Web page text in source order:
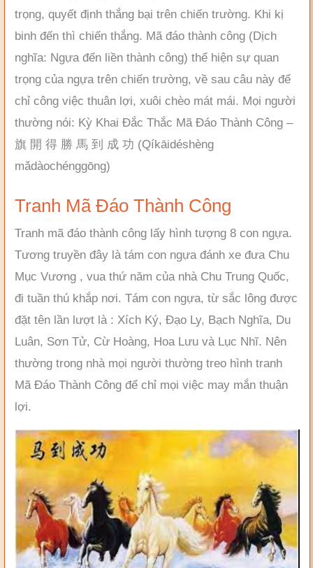
trọng, quyết định thắng bại trên chiến trường. Khi kị
binh đến thì chiến thắng. Mã đáo thành công (Dịch
nghĩa: Ngựa đến liền thành công) thể hiện sự quan
trọng của ngựa trên chiến trường, về sau câu này để
chỉ công việc thuân lợi, xuôi chèo mát mái. Mọi người
thường nói: Kỳ Khai Đắc Thắc Mã Đáo Thành Công –
旗 開 得 勝 馬 到 成 功 (Qíkāidéshèng
mǎdàochénggōng)
Tranh Mã Đáo Thành Công
Tranh mã đáo thành công lấy hình tượng 8 con ngựa.
Tương truyền đây là tám con ngựa đánh xe đưa Chu
Mục Vương , vua thứ năm của nhà Chu Trung Quốc,
đi tuần thú khắp nơi. Tám con ngựa, từ sắc lông được
đặt tên lần lượt là : Xích Ký, Ðạo Ly, Bạch Nghĩa, Du
Luân, Sơn Tử, Cừ Hoàng, Hoa Lưu và Lục Nhĩ. Nên
thường trong nhà mọi người thường treo hình tranh
Mã Đáo Thành Công để chỉ mọi việc may mắn thuận
lợi.